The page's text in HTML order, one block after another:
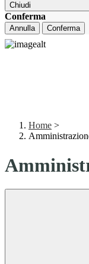
Chiudi
Conferma
Annulla Conferma
Home >